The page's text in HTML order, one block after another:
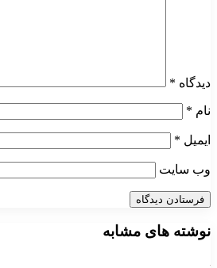
دیدگاه *
نام *
ایمیل *
وب‌ سایت
نوشته های مشابه